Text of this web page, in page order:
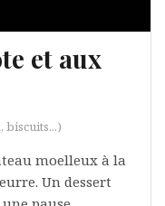
et aux
biscuits...)
moelleux à la
Un dessert